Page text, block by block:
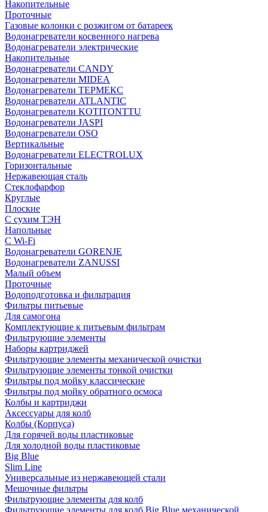
Накопительные
Проточные
Газовые колонки с розжигом от батареек
Водонагреватели косвенного нагрева
Водонагреватели электрические
Накопительные
Водонагреватели CANDY
Водонагреватели MIDEA
Водонагреватели ТЕРМЕКС
Водонагреватели ATLANTIC
Водонагреватели KOTITONTTU
Водонагреватели JASPI
Водонагреватели OSO
Вертикальные
Водонагреватели ELECTROLUX
Горизонтальные
Нержавеющая сталь
Стеклофарфор
Круглые
Плоские
С сухим ТЭН
Напольные
С Wi-Fi
Водонагреватели GORENJE
Водонагреватели ZANUSSI
Малый объем
Проточные
Водоподготовка и фильтрация
Фильтры питьевые
Для самогона
Комплектующие к питьевым фильтрам
Фильтрующие элементы
Наборы картриджей
Фильтрующие элементы механической очистки
Фильтрующие элементы тонкой очистки
Фильтры под мойку классические
Фильтры под мойку обратного осмоса
Колбы и картриджи
Аксессуары для колб
Колбы (Корпуса)
Для горячей воды пластиковые
Для холодной воды пластиковые
Big Blue
Slim Line
Универсальные из нержавеющей стали
Мешочные фильтры
Фильтрующие элементы для колб
Фильтрующие элементы для колб Big Blue механической